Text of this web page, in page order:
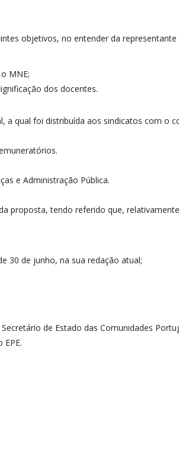
objetivos, no entender da representante
MNE;
dos docentes.
a qual foi distribuída aos sindicatos com o
e Administração Pública.
proposta, tendo referido que,
30 de junho, na sua redação atual;
de Estado das Comunidades